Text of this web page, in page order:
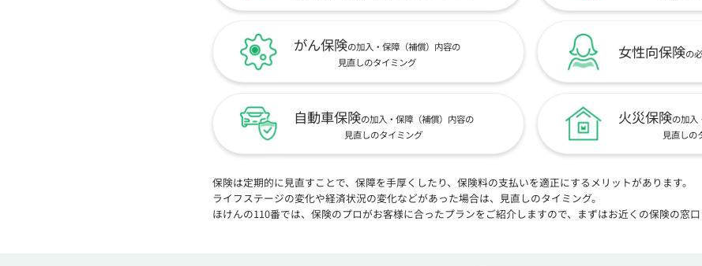
がん保険の加入・保障（補償）内容の
見直しのタイミング
女性向保険の
自動車保険の加入・保障（補償）内容の
見直しのタイミング
火災保険の加入
見直しの
保険は定期的に見直すことで、保障を手厚くしたり、保険料の支払いを適正にするメリットがあります。
ライフステージの変化や経済状況の変化などがあった場合は、見直しのタイミング。
ほけんの110番では、保険のプロがお客様に合ったプランをご紹介しますので、まずはお近くの保険の窓口